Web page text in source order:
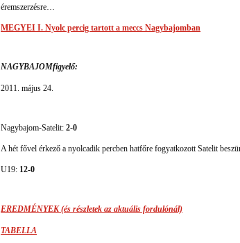
éremszerzésre…
MEGYEI I. Nyolc percig tartott a meccs Nagybajomban
NAGYBAJOMfigyelő:
2011. május 24.
Nagybajom-Satelit:2-0
A hét fővel érkező a nyolcadik percben hatfőre fogyatkozott Satelit
U19: 12-0
EREDMÉNYEK (és részletek az aktuális fordulónál)
TABELLA